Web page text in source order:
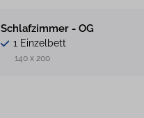
Schlafzimmer - OG
1 Einzelbett
140 x 200